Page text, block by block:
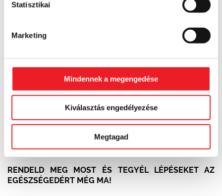
Statisztikai
Marketing
Mindennek a megengedése
Kiválasztás engedélyezése
Megtagad
napközben, megfelezve hozzáadható a kis étkezésekhez -
össze étkezéseket! Fontos, hogy egész napra elosztva öt vagy hat
étkezésre legyen elosztva úgy, hogy két étkezés között 2-3 óra
MIÉRT ÉRDEMES KIPRÓBÁLNI?
Ha inzulinrezisztenciával küzdesz vagy szeretnéd megelőzni ennek
kialakulását, a hétfogásos étrendünk kifejezetten a te igényeid
szerint lett kialakítva. Az ételek segítenek az energiaszint
fenntartásában, csökkenthetik az éhségrohamokat, és
megakadályozhatják a vércukorszint hirtelen emelkedését és
könnyen követhető is, így a mindennapokban is praktikus megoldást
nyújt.
RENDELD MEG MOST ÉS TEGYÉL LÉPÉSEKET AZ
EGÉSZSÉGEDÉRT MÉG MA!